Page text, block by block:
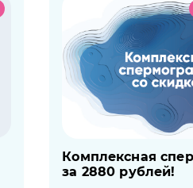
Комплексная
за 2880 рублей!